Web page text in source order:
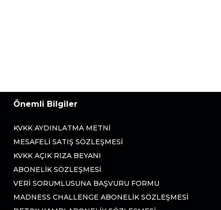
Önemli Bilgiler
KVKK AYDINLATMA METNI
MESAFELI SATIŞ SÖZLEŞMESI
KVKK AÇIK RIZA BEYANI
ABONELIK SÖZLEŞMESI
VERI SORUMLUSUNA BAŞVURU FORMU
MADNESS CHALLENGE ABONELIK SÖZLEŞMESI